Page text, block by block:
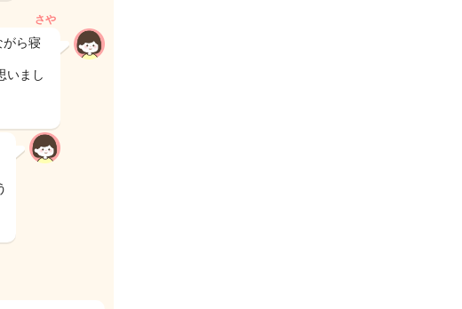
さや
がら寝
いまし